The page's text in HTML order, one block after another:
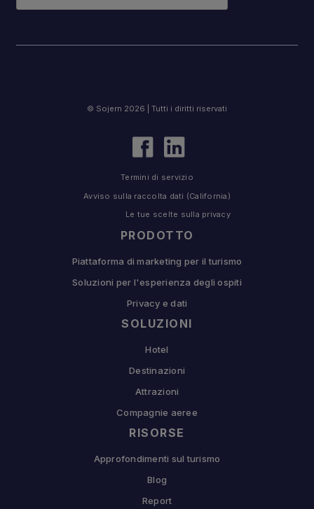
PRODOTTO
Piattaforma di marketing per il turismo
Soluzioni per l'esperienza degli ospiti
Privacy e dati
SOLUZIONI
Hotel
Destinazioni
Attrazioni
Compagnie aeree
RISORSE
Approfondimenti sul turismo
Blog
Report
© Sojern 2026 | Tutti i diritti riservati
Termini di servizio
Avviso sulla raccolta dati (California)
Le tue scelte sulla privacy